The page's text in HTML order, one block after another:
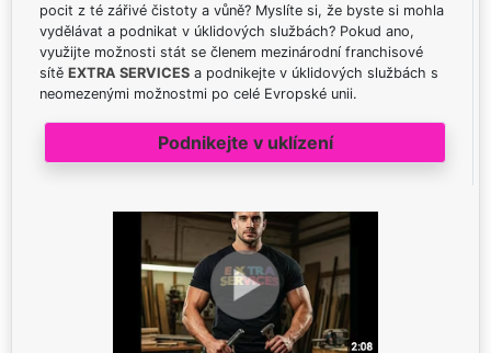
pocit z té zářivé čistoty a vůně? Myslíte si, že byste si mohla
vydělávat a podnikat v úklidových službách? Pokud ano,
využijte možnosti stát se členem mezinárodní franchisové
sítě EXTRA SERVICES a podnikejte v úklidových službách s
neomezenými možnostmi po celé Evropské unii.
Podnikejte v uklízení